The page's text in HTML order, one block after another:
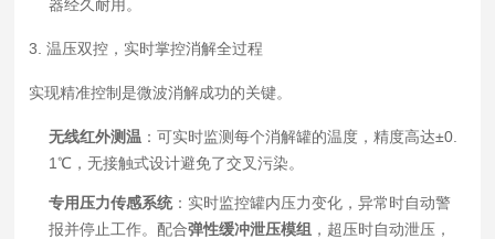
器经久耐用。
3. 温压双控，实时掌控消解全过程
实现精准控制是微波消解成功的关键。
无线红外测温 ：可实时监测每个消解罐的温度，精度高达±0.
1℃，无接触式设计避免了交叉污染。
专用压力传感系统：实时监控罐内压力变化，异常时自动警
报并停止工作。配合弹性缓冲泄压模组 ，超压时自动泄压，